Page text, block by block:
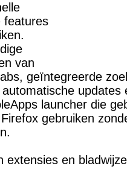
features
van
geïntegreerde
updates
launcher die
gebruiken
extensies en